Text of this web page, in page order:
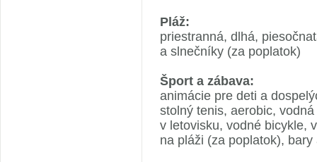
Pláž:
priestranná, dlhá,
a slnečníky (za poplatok)
Šport a zábava:
animácie pre deti a
stolný tenis, aerobic,
v letovisku, vodné bicykle,
na pláži (za poplatok),